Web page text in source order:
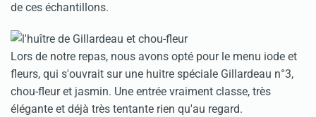
de ces échantillons.
Lors de notre repas, nous avons opté pour le menu iode et
fleurs, qui s'ouvrait sur une huitre spéciale Gillardeau n°3,
chou-fleur et jasmin. Une entrée vraiment classe, très
élégante et déjà très tentante rien qu'au regard.